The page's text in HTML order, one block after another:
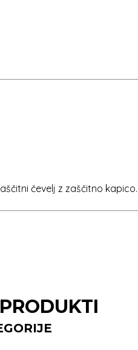
čevelj z zaščitno kapico.